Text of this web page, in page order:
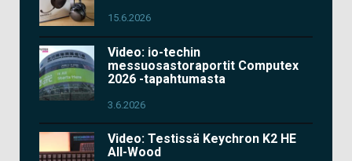
15.6.2026
Video: io-techin
messuosastoraportit Computex
2026 -tapahtumasta
3.6.2026
Video: Testissä Keychron K2 HE
All-Wood